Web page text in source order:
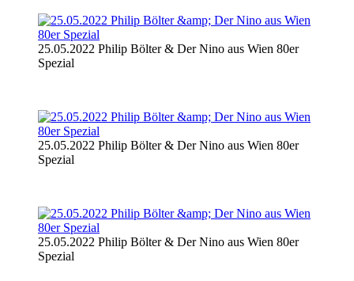
25.05.2022 Philip Bölter & Der Nino aus Wien 80er
Spezial
25.05.2022 Philip Bölter & Der Nino aus Wien 80er
Spezial
25.05.2022 Philip Bölter & Der Nino aus Wien 80er
Spezial